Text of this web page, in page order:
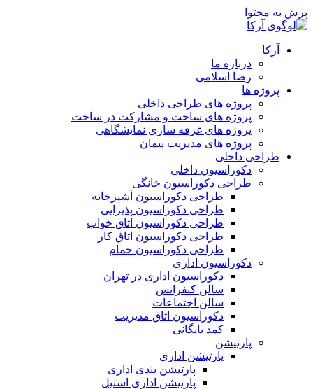
پرش به محتوا
آرکا
درباره ما
رضا اسلامی
پروژه ها
پروژه های طراحی داخلی
پروژه های ساخت و مشارکت در ساخت
پروژه های غرفه سازی نمایشگاهی
پروژه های مدیریت پیمان
طراحی داخلی
دکوراسیون داخلی
طراحی دکوراسیون خانگی
طراحی دکوراسیون آشپزخانه
طراحی دکوراسیون پذیرایی
طراحی دکوراسیون اتاق خواب
طراحی دکوراسیون اتاق کار
طراحی دکوراسیون حمام
دکوراسیون اداری
دکوراسیون اداری در تهران
سالن کنفرانس
سالن اجتماعات
دکوراسیون اتاق مدیریت
کمد بایگانی
پارتیشن
پارتیشن اداری
پارتیشن بندی اداری
پارتیشن اداری استیل